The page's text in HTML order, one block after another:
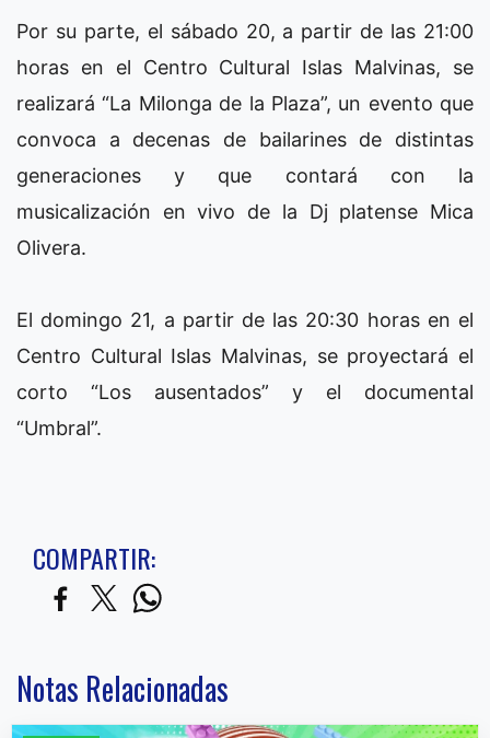
Por su parte, el sábado 20, a partir de las 21:00
horas en el Centro Cultural Islas Malvinas, se
realizará “La Milonga de la Plaza”, un evento que
convoca a decenas de bailarines de distintas
generaciones y que contará con la
musicalización en vivo de la Dj platense Mica
Olivera.
El domingo 21, a partir de las 20:30 horas en el
Centro Cultural Islas Malvinas, se proyectará el
corto “Los ausentados” y el documental
“Umbral”.
COMPARTIR:
Notas Relacionadas